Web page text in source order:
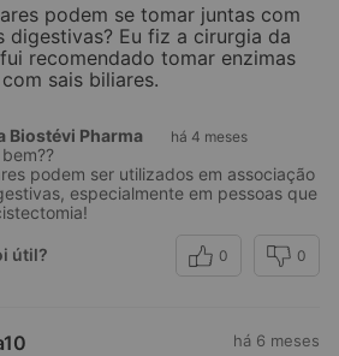
podem se tomar juntas com
digestivas? Eu fiz a cirurgia da
recomendado tomar enzimas
sais biliares.
Biostévi Pharma há 4 meses
podem ser utilizados em associação
especialmente em pessoas que
útil? 0 0
há 6 meses